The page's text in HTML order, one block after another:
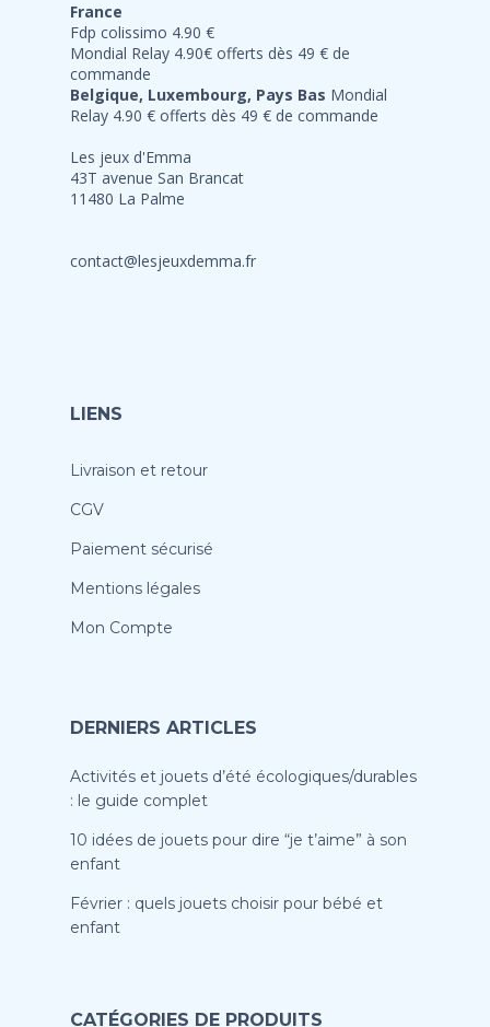
France
Fdp colissimo 4.90 €
Mondial Relay 4.90€ offerts dès 49 € de
commande
Belgique, Luxembourg, Pays Bas Mondial
Relay 4.90 € offerts dès 49 € de commande
Les jeux d'Emma
43T avenue San Brancat
11480 La Palme
contact@lesjeuxdemma.fr
LIENS
Livraison et retour
CGV
Paiement sécurisé
Mentions légales
Mon Compte
DERNIERS ARTICLES
Activités et jouets d’été écologiques/durables
: le guide complet
10 idées de jouets pour dire “je t’aime” à son
enfant
Février : quels jouets choisir pour bébé et
enfant
CATÉGORIES DE PRODUITS